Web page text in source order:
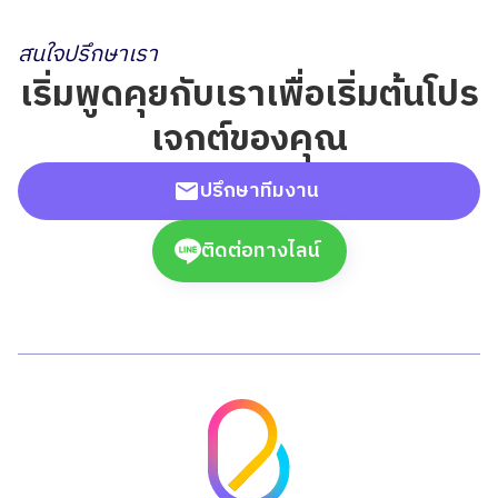
สนใจปรึกษาเรา
เริ่มพูดคุยกับเราเพื่อเริ่มต้นโปร
เจกต์ของคุณ
ปรึกษาทีมงาน
ติดต่อทางไลน์